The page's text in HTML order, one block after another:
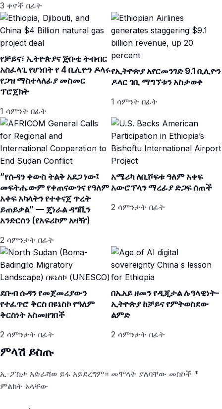
3 ቀኖች በፊት
የቻይና፣ ኢትዮጵያና ጅቡቲ ትብብር
አስፈላጊ የሆነበት የ 4 ቢሊዮን ዶላሩ
የጋዝ ማስተላለፊያ መስመር
ፕሮጀክት
1 ሳምንት በፊት
የኢትዮጵያ አየርመንገድ 9.1 ቢሊዮን
ዶላር ገቢ ማግኘቱን አስታወቀ
1 ሳምንት በፊት
“የሱዳን ቀውስ ትልቅ አደጋ ነው፤
መፍትሔውም የቀጠናውንና የዓለም
አቀፍ አካላትን የተቀናጀ ጥረት
ይጠይቃል” — ጄነራል ዳግቪን
አንድርሰን (የአፍሪኮም አዛዥ)
2 ሳምንታት በፊት
አሜሪካ ለቢሾፍቱ ዓለም አቀፍ
አውሮፕላን ማረፊያ ድጋፍ ሰጠች
2 ሳምንታት በፊት
ደቡብ ሱዳን የመጀመሪያውን
የተፈጥሮ ቅርስ በዩኔስኮ የዓለም
ቅርስነት አስመዘገበች
2 ሳምንታት በፊት
በኤአይ ዘመን የዲጂታል ሉዓላዊነት-
ኢትዮጵያ ከቻይና የምትወስደው
ልምድ
2 ሳምንታት በፊት
ምላሽ ይስጡ
ኢ-ፖስታ አድራሻወ ይፋ አይደረግም። መሞላት ያለባቸው መስኮች *
ምልክት አላቸው